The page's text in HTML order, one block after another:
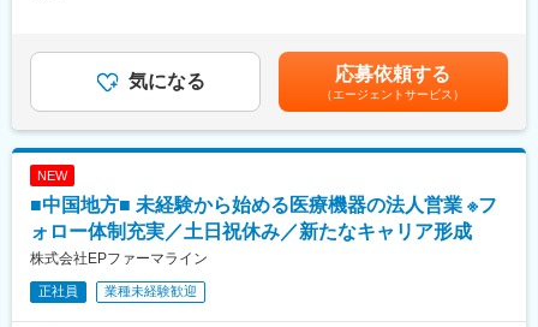
自身の成果や頑張りが客観的に評価され、年収に反映されます。
また、在籍年数が増えると永年勤続報奨金や四半期一時金などの
手当もアップします。つまり、やりがいや努力がきちんと報われ
る報酬制度になっています。
■同社について：
ばれる業種です。メーカーからのオーダーに対し自社の社員を派
遣しています。医療機器は製品によって営業スタイルが異なりま
すが、同社では転職せずに様々な医療機器を経験し、自身に合っ
た営業スタイルを探ることも可能です。
医師、薬剤師に課題解決するための医薬品情報を提供、副作用情
報を収集を行っていただきます。
《具体的には...》
■新薬のプロモーション
■ジェネリック医薬品のプロモーション
※プロジェクトの状況によっては、選考保留（ご紹介できるプロジ
ェクトが出るまで保留）となる場合もございますのであらかじめ
ご認識の程よろしくお願いします※
【魅力ポイント】
度支給）※ただし支給条件有。賃金はあくまでも目安の金額であ
り、選考を通じて上下する可能性があります。月給(月額)は固定手
当を含めた表記です。
気になる 応募依頼する
（エージェントサービス）
NEW
■中国地方■ 未経験から始める医療機器の法人営業 ※フ
ォロー体制充実／土日祝休み／新たなキャリア形成
株式会社EPファーマライン
正社員 業種未経験歓迎